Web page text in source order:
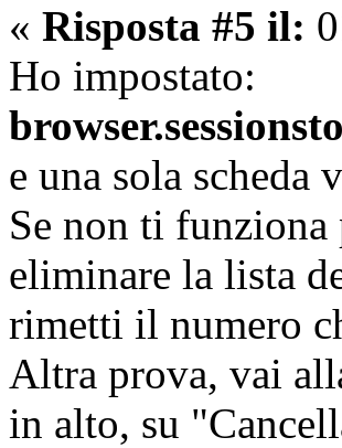
« Risposta #5 il:
Ho impostato:
e una sola scheda
Se non ti
eliminare la lista
rimetti il numero
Altra prova, vai
in alto, su